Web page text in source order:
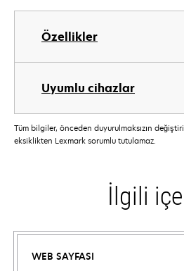
Özellikler
Uyumlu cihazlar
Tüm bilgiler, önceden duyurulmaksızın
eksiklikten Lexmark sorumlu tutulamaz.
İlgili
WEB SAYFASI